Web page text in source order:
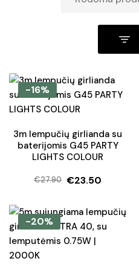
-16%
3m lempučių girlianda su
baterijomis G45 PARTY
LIGHTS COLOUR
€27.90
Original
was:
€27.90.
€23.50
Current
is:
€23.50.
-20%